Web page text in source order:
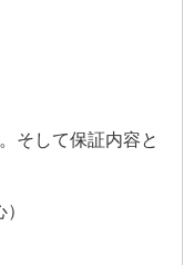
そして保証内容と